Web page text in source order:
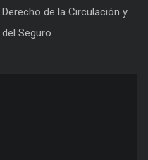
Derecho de la Circulación y
del Seguro